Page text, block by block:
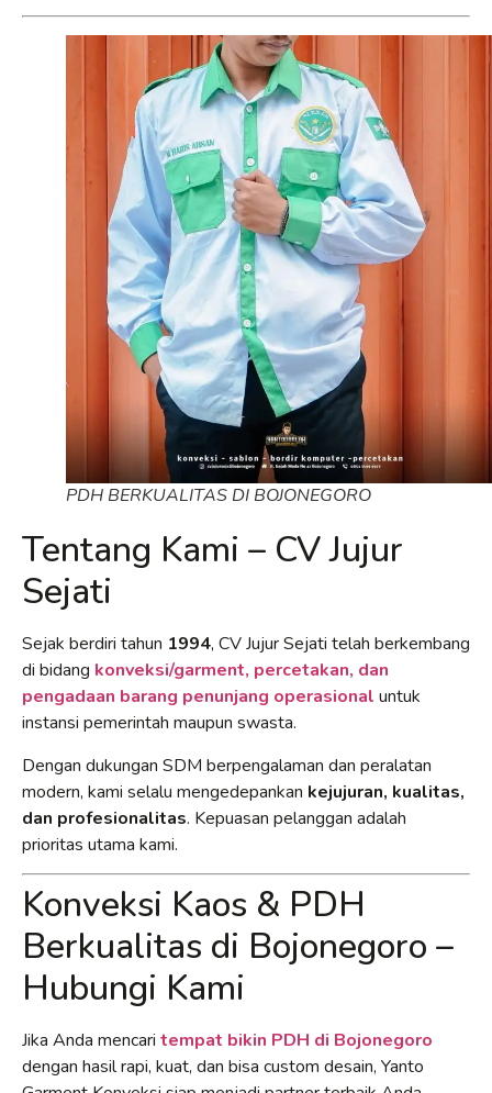
PDH BERKUALITAS DI BOJONEGORO
Tentang Kami – CV Jujur
Sejati
Sejak berdiri tahun 1994, CV Jujur Sejati telah berkembang
di bidang konveksi/garment, percetakan, dan
pengadaan barang penunjang operasional untuk
instansi pemerintah maupun swasta.
Dengan dukungan SDM berpengalaman dan peralatan
modern, kami selalu mengedepankan kejujuran, kualitas,
dan profesionalitas. Kepuasan pelanggan adalah
prioritas utama kami.
Konveksi Kaos & PDH
Berkualitas di Bojonegoro –
Hubungi Kami
Jika Anda mencari tempat bikin PDH di Bojonegoro
dengan hasil rapi, kuat, dan bisa custom desain, Yanto